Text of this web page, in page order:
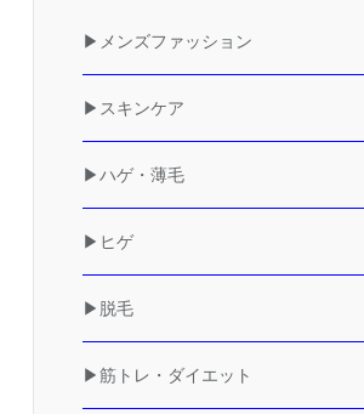
▶メンズファッション
▶スキンケア
▶ハゲ・薄毛
▶ヒゲ
▶脱毛
▶筋トレ・ダイエット